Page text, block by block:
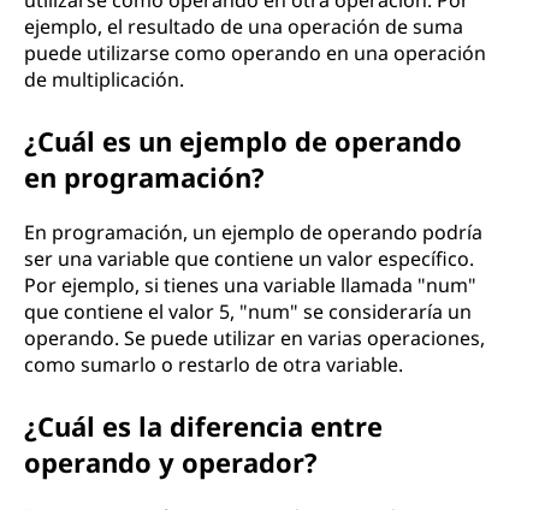
ejemplo, el resultado de una operación de suma
puede utilizarse como operando en una operación
de multiplicación.
¿Cuál es un ejemplo de operando
en programación?
En programación, un ejemplo de operando podría
ser una variable que contiene un valor específico.
Por ejemplo, si tienes una variable llamada "num"
que contiene el valor 5, "num" se consideraría un
operando. Se puede utilizar en varias operaciones,
como sumarlo o restarlo de otra variable.
¿Cuál es la diferencia entre
operando y operador?